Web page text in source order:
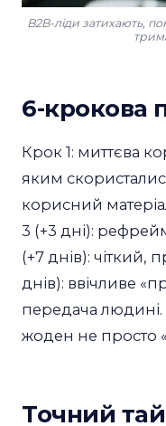
B2B-ліди затихають,
6-крокова
Крок 1: миттєва
яким
корисний
3 (+3 дні):
(+7 днів): чіткий,
днів): ввічливе
передача
жоден не просто
Точний